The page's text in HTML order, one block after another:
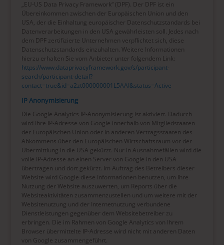
„EU-US Data Privacy Framework“ (DPF). Der DPF ist ein
Übereinkommen zwischen der Europäischen Union und den
USA, der die Einhaltung europäischer Datenschutzstandards bei
Datenverarbeitungen in den USA gewährleisten soll. Jedes nach
dem DPF zertifizierte Unternehmen verpflichtet sich, diese
Datenschutzstandards einzuhalten. Weitere Informationen
hierzu erhalten Sie vom Anbieter unter folgendem Link:
https://www.dataprivacyframework.gov/s/participant-
search/participant-detail?
contact=true&id=a2zt000000001L5AAI&status=Active
IP Anonymisierung
Die Google Analytics IP-Anonymisierung ist aktiviert. Dadurch
wird Ihre IP-Adresse von Google innerhalb von Mitgliedstaaten
der Europäischen Union oder in anderen Vertragsstaaten des
Abkommens über den Europäischen Wirtschaftsraum vor der
Übermittlung in die USA gekürzt. Nur in Ausnahmefällen wird die
volle IP-Adresse an einen Server von Google in den USA
übertragen und dort gekürzt. Im Auftrag des Betreibers dieser
Website wird Google diese Informationen benutzen, um Ihre
Nutzung der Website auszuwerten, um Reports über die
Websiteaktivitäten zusammenzustellen und um weitere mit der
Websitenutzung und der Internetnutzung verbundene
Dienstleistungen gegenüber dem Websitebetreiber zu
erbringen. Die im Rahmen von Google Analytics von Ihrem
Browser übermittelte IP-Adresse wird nicht mit anderen Daten
von Google zusammengeführt.